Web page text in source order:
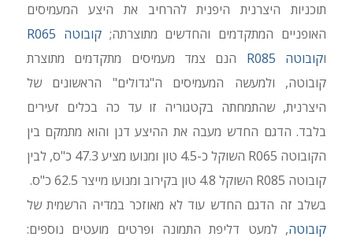
תוכניות היצרנית היפנית להרחיב את היצע המעמיסים
האופניים המתקדמים והחדשים מתוצרתה;קובוטה R065
וקובוטה R085
הנם צמד מעמיסים מתקדמים מתוצרת
קובוטה, ולמעשה המעמיסים ה"גדולים" הראשונים של
היצרנית, שהתמחתה בקטגוריה זו עד כה בכלים זעירים
בלבד. הדגם החדש מעבה את ההיצע דנן והוא מתמקם בין
הקובוטה R065 השוקל כ-4.5 טון ומנועו מציע 47.3 כ"ס, לבין
קובוטה R085 השוקל 4.8 טון בקירוב ומנועו מייצר 62.5 כ"ס.
בשלב זה הדגם החדש עוד לא מאוזכר במדיה הרשמית של
קובוטה, למעט דליפת התמונה ופרטים מועטים נוספים: